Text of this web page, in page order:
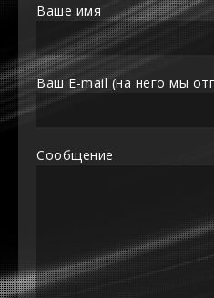
Ваше имя
Ваш E-mail (на него мы
Сообщение